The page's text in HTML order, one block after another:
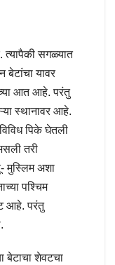
सगळ्यात
बेटांचा यावर
आत आहे. परंतु
स्थानावर आहे.
पिके घेतली
तरी
मुस्लिम अशा
पश्चिम
आहे. परंतु
बेटाचा शेवटचा